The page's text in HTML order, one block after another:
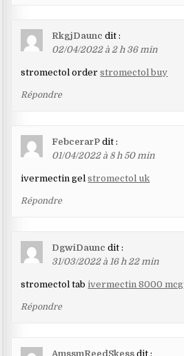
RkgjDaunc dit :
02/04/2022 à 2 h 36 min
stromectol orderstromectol buy
Répondre
FebcerarP dit :
01/04/2022 à 8 h 50 min
ivermectin gelstromectol uk
Répondre
DgwiDaunc dit :
31/03/2022 à 16 h 22 min
stromectol tab ivermectin 8000 mcg
Répondre
AmssmReedSkess dit :